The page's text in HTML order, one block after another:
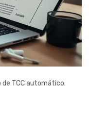
de TCC automático.